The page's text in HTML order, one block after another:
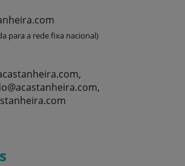
para a rede fixa nacional)